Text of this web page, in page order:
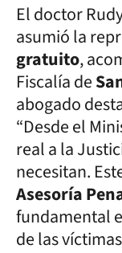
El doctor
asumió la
gratuito,
Fiscalía de
abogado
“Desde el
real a la
necesitan.
Asesoría
fundamental
de las